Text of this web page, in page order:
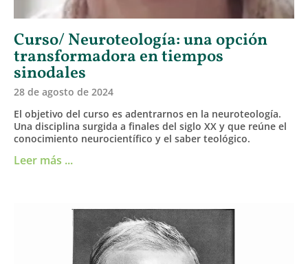
Curso/ Neuroteología: una opción
transformadora en tiempos
sinodales
28 de agosto de 2024
El objetivo del curso es adentrarnos en la neuroteología.
Una disciplina surgida a finales del siglo XX y que reúne el
conocimiento neurocientífico y el saber teológico.
Leer más ...